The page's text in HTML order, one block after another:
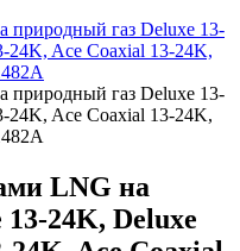
LNG на
24K, Deluxe